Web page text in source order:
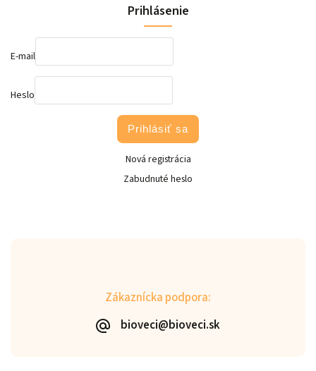
Zákaznícka podpora:
bioveci@bioveci.sk
Prihlásenie
E-mail
Heslo
Prihlásiť sa
Nová registrácia
Zabudnuté heslo